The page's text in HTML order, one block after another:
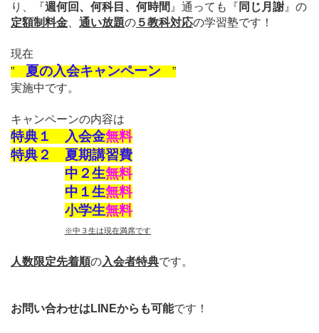
り、
『週何回、何科目、何時間 』通っても 『 同じ月謝 』の
定額制料金
通い放題の ５教科対応の学習塾です！
現在
”
夏の入会キャンペーン
”
実施中です。
キャンペーンの内容は
特典１ 入会金無料
特典２ 夏期講習費
中２生無料
中１生無料
小学生無料
※中３生は現在満席です
人数限定先着順の入会者特典です。
お問い合わせはLINEからも可能です！